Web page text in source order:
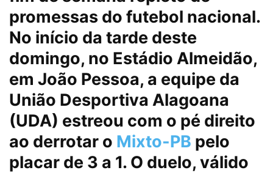
promessas do futebol nacional.
No início da tarde deste
domingo, no Estádio Almeidão,
em João Pessoa, a equipe da
União Desportiva Alagoana
(UDA) estreou com o pé direito
ao derrotar o Mixto-PB pelo
placar de 3 a 1. O duelo, válido